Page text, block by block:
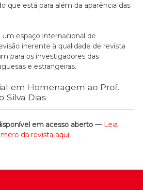
que está para além da aparência das
um espaço internacional de
inerente à qualidade de revista
para os investigadores das
e estrangeiras.
em Homenagem ao Prof.
Silva Dias
em acesso aberto — Leia
da revista aqui